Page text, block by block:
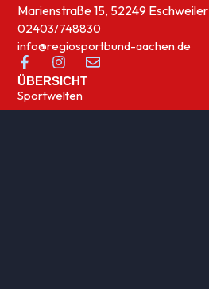
Marienstraße 15, 52249 Eschweiler
02403/748830
info@regiosportbund-aachen.de
ÜBERSICHT
Sportwelten